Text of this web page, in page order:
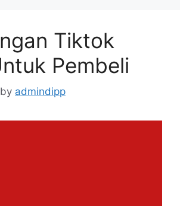
Tiktok
Pembeli
by admindipp